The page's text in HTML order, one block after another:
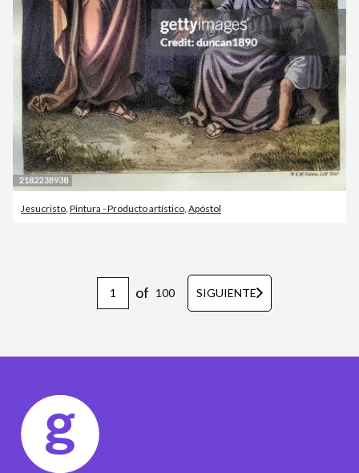
Jesucristo Pintura - Producto artístico Apóstol
of 100 SIGUIENTE